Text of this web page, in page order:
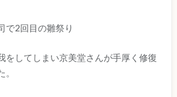
で2回目の雛祭り
をしてしまい京美堂さんが手厚く修復